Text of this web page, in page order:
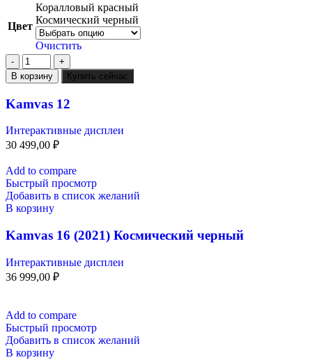
Цвет
Коралловый красный
Космический черный
Очистить
В корзину Купить сейчас
Kamvas 12
Интерактивные дисплеи
30 499,00 ₽
Add to compare
Быстрый просмотр
Добавить в список желаний
В корзину
Kamvas 16 (2021) Космический черный
Интерактивные дисплеи
36 999,00 ₽
Add to compare
Быстрый просмотр
Добавить в список желаний
В корзину